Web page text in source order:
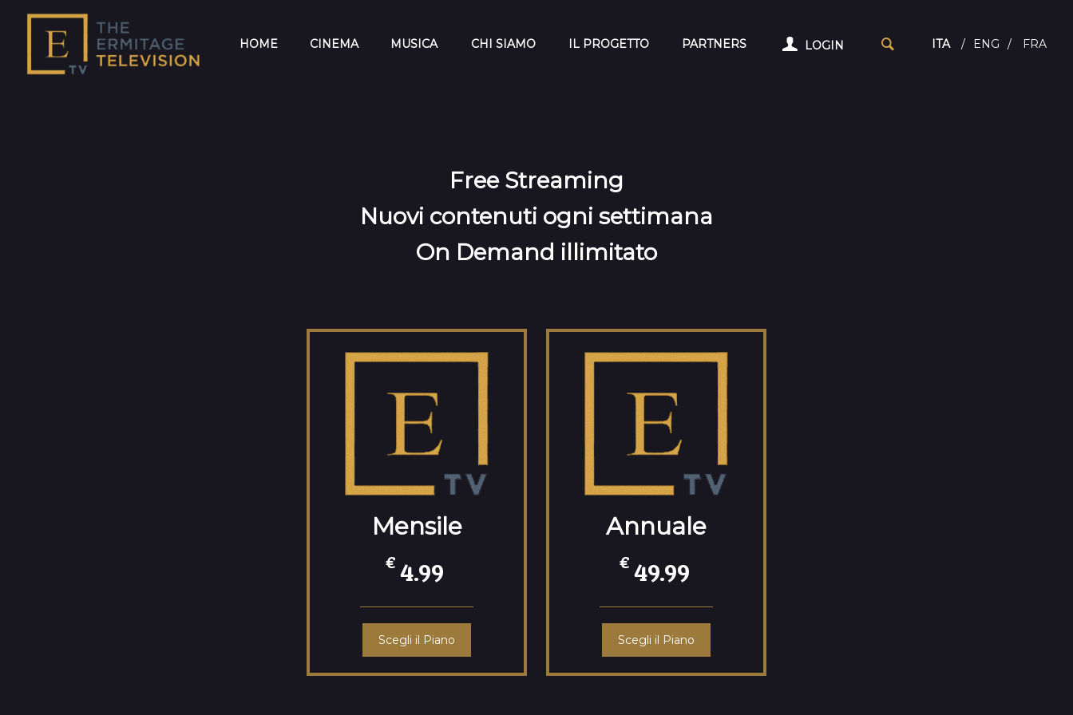
HOME CINEMA MUSICA CHI SIAMO IL PROGETTO PARTNERS LOGIN ITA / ENG / FRA
Free Streaming
Nuovi contenuti ogni settimana
On Demand illimitato
Mensile
€ 4.99
Scegli il Piano
Annuale
€ 49.99
Scegli il Piano